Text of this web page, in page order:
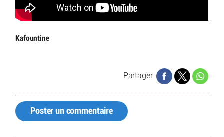
Kafountine
Partager
Poster un commentaire